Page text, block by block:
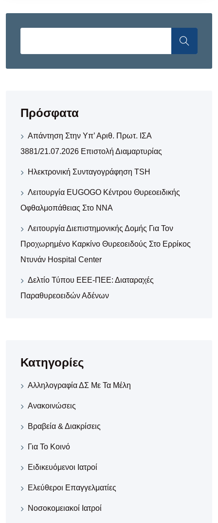
Πρόσφατα
Απάντηση Στην Υπ’ Αριθ. Πρωτ. ΙΣΑ
3881/21.07.2026 Επιστολή Διαμαρτυρίας
Ηλεκτρονική Συνταγογράφηση TSH
Λειτουργία EUGOGO Κέντρου Θυρεοειδικής
Οφθαλμοπάθειας Στο ΝΝΑ
Λειτουργία Διεπιστημονικής Δομής Για Τον
Προχωρημένο Καρκίνο Θυρεοειδούς Στο Ερρίκος
Ντυνάν Hospital Center
Δελτίο Τύπου ΕΕΕ-ΠΕΕ: Διαταραχές
Παραθυρεοειδών Αδένων
Κατηγορίες
Αλληλογραφία ΔΣ Με Τα Μέλη
Ανακοινώσεις
Βραβεία & Διακρίσεις
Για Το Κοινό
Ειδικευόμενοι Ιατροί
Ελεύθεροι Επαγγελματίες
Νοσοκομειακοί Iατροί